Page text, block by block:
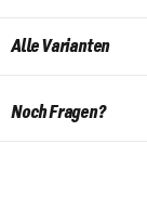
Alle Varianten
Noch Fragen?